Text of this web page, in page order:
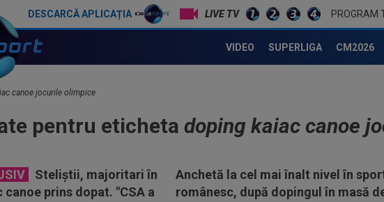
DESCARCĂ APLICAȚIA LIVE TV PROGRAM
VIDEO SUPERLIGA CM2026
canoe jocurile olimpice
pentru eticheta doping kaiac canoe
Steliștii, majoritari în
canoe prins dopat. "CSA a
Anchetă la cel mai înalt nivel în
românesc, după dopingul în masă